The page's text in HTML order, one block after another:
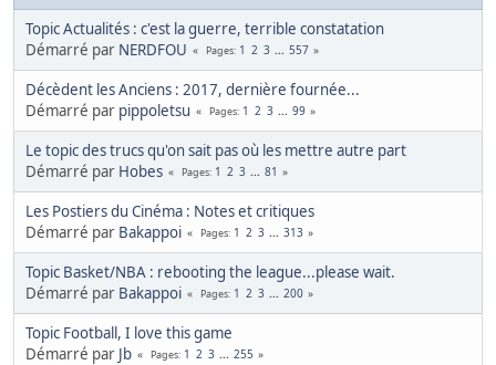
Topic Actualités : c'est la guerre, terrible constatation
Démarré par NERDFOU Pages 1 2 3 ... 557
Décèdent les Anciens : 2017, dernière fournée...
Démarré par pippoletsu Pages 1 2 3 ... 99
Le topic des trucs qu'on sait pas où les mettre autre part
Démarré par Hobes Pages 1 2 3 ... 81
Les Postiers du Cinéma : Notes et critiques
Démarré par Bakappoi Pages 1 2 3 ... 313
Topic Basket/NBA : rebooting the league...please wait.
Démarré par Bakappoi Pages 1 2 3 ... 200
Topic Football, I love this game
Démarré par Jb Pages 1 2 3 ... 255